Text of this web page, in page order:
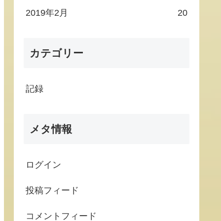
2019年2月 20
カテゴリー
記録
メタ情報
ログイン
投稿フィード
コメントフィード